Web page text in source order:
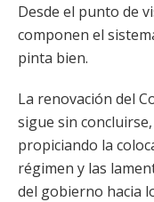
Desde el punto de
componen el
pinta bien.
La renovación del
sigue sin
propiciando la
régimen y las
del gobierno hacia